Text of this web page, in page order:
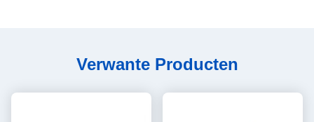
Verwante Producten